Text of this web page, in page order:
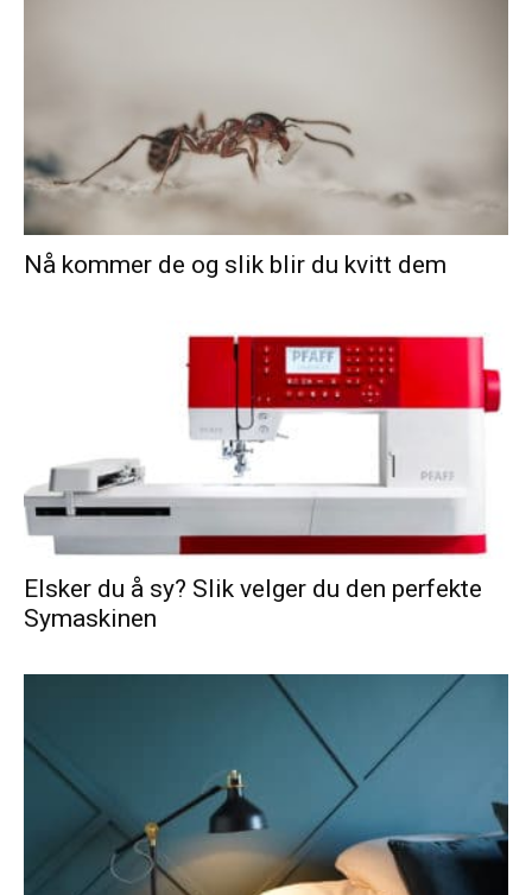
Nå kommer de og slik blir du kvitt dem
Elsker du å sy? Slik velger du den perfekte
Symaskinen